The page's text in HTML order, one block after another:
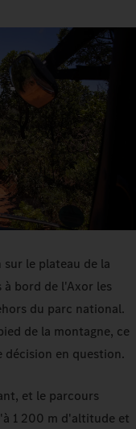
le plateau de la
bord de l'Axor les
du parc national.
de la montagne, ce
en question.
et le parcours
1 200 m d'altitude et